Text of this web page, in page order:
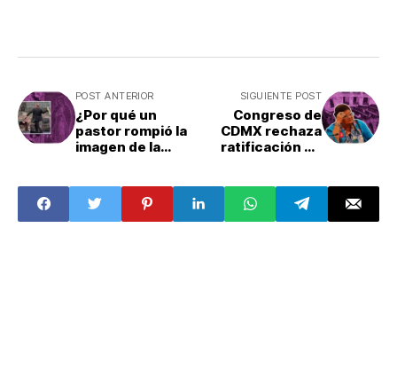
POST ANTERIOR
¿Por qué un
pastor rompió la
imagen de la
Tamaulipas?
SIGUIENTE POST
Congreso de
CDMX rechaza
ratificación de